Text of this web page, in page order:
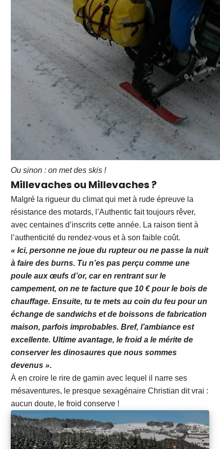
Ou sinon : on met des skis !
Millevaches ou Millevaches ?
Malgré la rigueur du climat qui met à rude épreuve la
résistance des motards, l’Authentic fait toujours rêver,
avec centaines d’inscrits cette année. La raison tient à
l’authenticité du rendez-vous et à son faible coût.
« Ici, personne ne joue du rupteur ou ne passe la nuit
à faire des burns. Tu n’es pas perçu comme une
poule aux œufs d’or, car en rentrant sur le
campement, on ne te facture que 10 € pour le bois de
chauffage. Ensuite, tu te mets au coin du feu pour un
échange de sandwichs et de boissons de fabrication
maison, parfois improbables. Bref, l’ambiance est
excellente. Ultime avantage, le froid a le mérite de
conserver les dinosaures que nous sommes
devenus ».
À en croire le rire de gamin avec lequel il narre ses
mésaventures, le presque sexagénaire Christian dit vrai :
aucun doute, le froid conserve !